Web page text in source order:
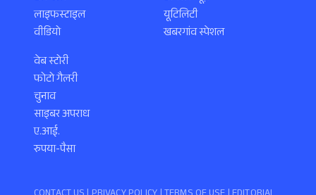
लाइफस्टाइल
वीडियो
यूटिलिटी
खबरगांव स्पेशल
वेब स्टोरी
फोटो गैलरी
चुनाव
साइबर अपराध
ए.आई.
रुपया-पैसा